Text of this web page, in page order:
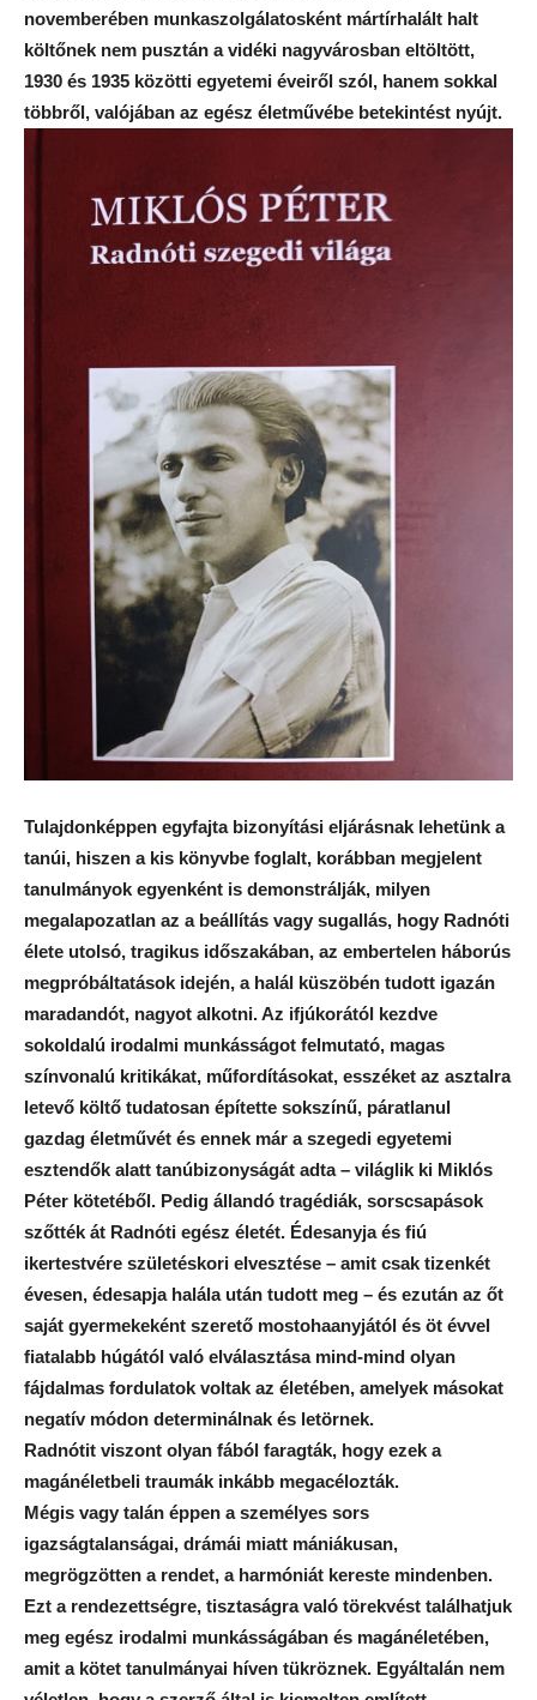
novemberében munkaszolgálatosként mártírhalált halt
költőnek nem pusztán a vidéki nagyvárosban eltöltött,
1930 és 1935 közötti egyetemi éveiről szól, hanem sokkal
többről, valójában az egész életművébe betekintést nyújt.
Tulajdonképpen egyfajta bizonyítási eljárásnak lehetünk a
tanúi, hiszen a kis könyvbe foglalt, korábban megjelent
tanulmányok egyenként is demonstrálják, milyen
megalapozatlan az a beállítás vagy sugallás, hogy Radnóti
élete utolsó, tragikus időszakában, az embertelen háborús
megpróbáltatások idején, a halál küszöbén tudott igazán
maradandót, nagyot alkotni. Az ifjúkorától kezdve
sokoldalú irodalmi munkásságot felmutató, magas
színvonalú kritikákat, műfordításokat, esszéket az asztalra
letevő költő tudatosan építette sokszínű, páratlanul
gazdag életművét és ennek már a szegedi egyetemi
esztendők alatt tanúbizonyságát adta – világlik ki Miklós
Péter kötetéből. Pedig állandó tragédiák, sorscsapások
szőtték át Radnóti egész életét. Édesanyja és fiú
ikertestvére születéskori elvesztése – amit csak tizenkét
évesen, édesapja halála után tudott meg – és ezután az őt
saját gyermekeként szerető mostohaanyjától és öt évvel
fiatalabb húgától való elválasztása mind-mind olyan
fájdalmas fordulatok voltak az életében, amelyek másokat
negatív módon determinálnak és letörnek.
Radnótit viszont olyan fából faragták, hogy ezek a
magánéletbeli traumák inkább megacélozták.
Mégis vagy talán éppen a személyes sors
igazságtalanságai, drámái miatt mániákusan,
megrögzötten a rendet, a harmóniát kereste mindenben.
Ezt a rendezettségre, tisztaságra való törekvést találhatjuk
meg egész irodalmi munkásságában és magánéletében,
amit a kötet tanulmányai híven tükröznek. Egyáltalán nem